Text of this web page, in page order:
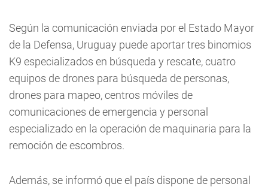
Según la comunicación enviada por el Estado Mayor
de la Defensa, Uruguay puede aportar tres binomios
K9 especializados en búsqueda y rescate, cuatro
equipos de drones para búsqueda de personas,
drones para mapeo, centros móviles de
comunicaciones de emergencia y personal
especializado en la operación de maquinaria para la
remoción de escombros.
Además, se informó que el país dispone de personal